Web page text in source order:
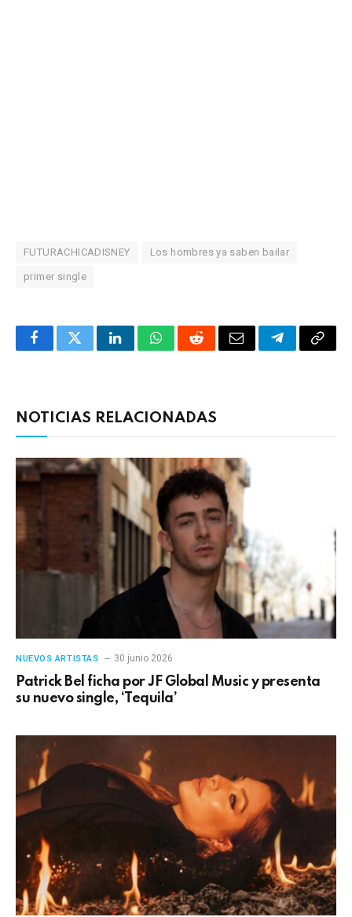
FUTURACHICADISNEY Los hombres ya saben bailar
primer single
FacebookTwitterLinkedInWhatsAppRedditCorreoTelegrama
NOTICIAS RELACIONADAS
NUEVOS ARTISTAS 30 junio 2026
Patrick Bel ficha por JF Global Music y presenta
su nuevo single, ‘Tequila’